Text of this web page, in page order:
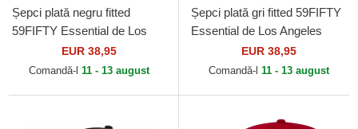
Șepci plată negru fitted
59FIFTY Essential de Los
Angeles Dodgers MLB de
New Era
EUR 38,95
Comandă-l 11 - 13 august
Șepci plată gri fitted 59FIFTY
Essential de Los Angeles
Dodgers MLB de New Era
EUR 38,95
Comandă-l 11 - 13 august